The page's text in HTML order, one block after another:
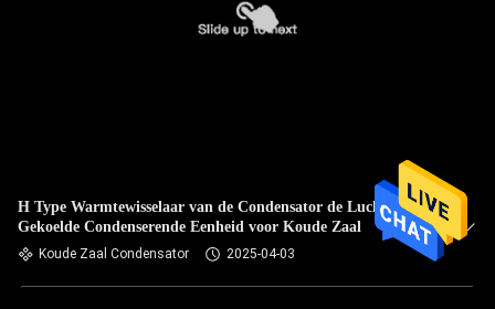
H Type Warmtewisselaar van de Condensator de Lucht
Gekoelde Condenserende Eenheid voor Koude Zaal
Koude Zaal Condensator 2025-04-03